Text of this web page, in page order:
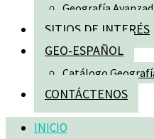
Geografía
SITIOS DE INTERÉS
GEO-ESPAÑOL
Catálogo
CONTÁCTENOS
INICIO